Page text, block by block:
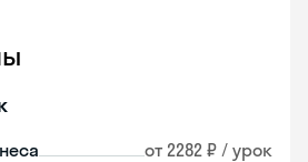
от 2282 ₽ / урок